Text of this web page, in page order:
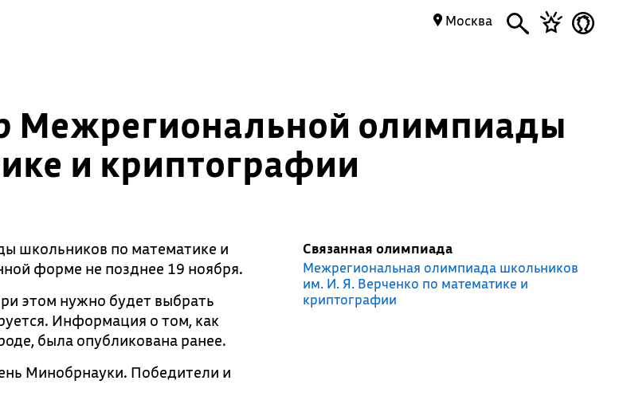
Москва
Межрегиональной олимпиады
и криптографии
школьников по математике и
форме не позднее 19 ноября.
этом нужно будет выбрать
Информация о том, как
была опубликована ранее.
Минобрнауки. Победители и
Связанная олимпиада
Межрегиональная олимпиада школьников
им. И. Я. Верченко по математике и
криптографии